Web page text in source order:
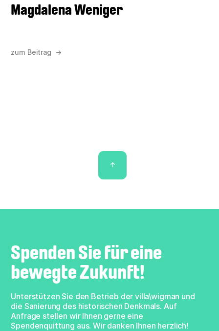
Magdalena Weniger
zum Beitrag →
↑
Spenden Sie für eine
bewegte Zukunft!
Unterstützen Sie den Betrieb der villa\wigman und
die Sanierung des historischen Denkmals. Auf
Anfrage stellen wir Ihnen gerne eine
Spendenquittung aus. Wir danken Ihnen herzlich!